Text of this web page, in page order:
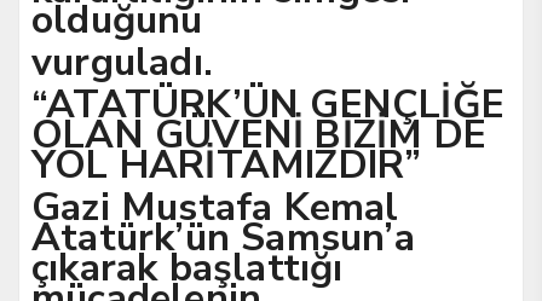
olduğunu
vurguladı.
“ATATÜRK’ÜN GENÇLİĞE
OLAN GÜVENİ BİZİM DE
YOL HARİTAMIZDIR”
Gazi Mustafa Kemal
Atatürk’ün Samsun’a
çıkarak başlattığı